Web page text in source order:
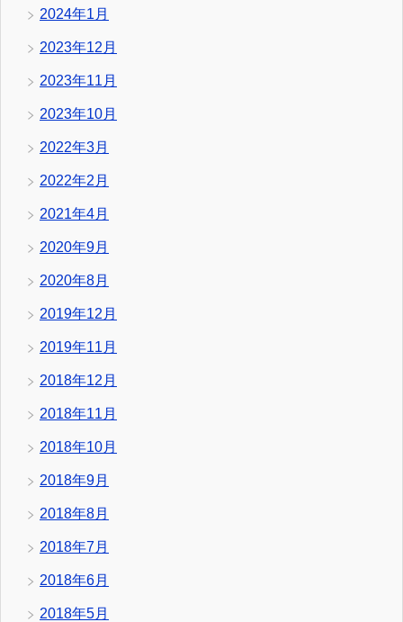
2024年1月
2023年12月
2023年11月
2023年10月
2022年3月
2022年2月
2021年4月
2020年9月
2020年8月
2019年12月
2019年11月
2018年12月
2018年11月
2018年10月
2018年9月
2018年8月
2018年7月
2018年6月
2018年5月